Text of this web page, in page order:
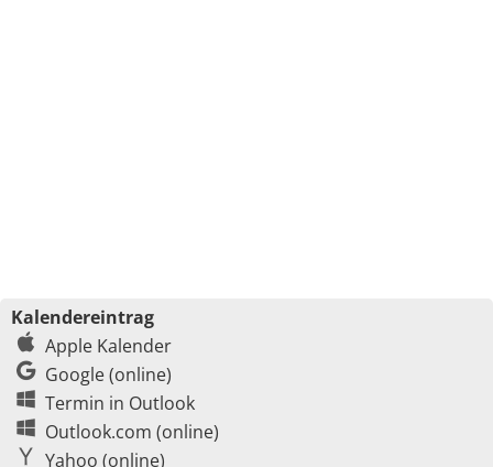
Kalendereintrag
Apple Kalender
Google (online)
Termin in Outlook
Outlook.com (online)
Yahoo (online)